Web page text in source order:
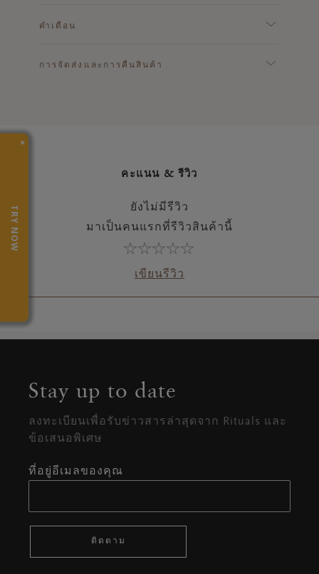
คำเตือน
การจัดส่งและการคืนสินค้า
คะแนน & รีวิว
ยังไม่มีรีวิว
มาเป็นคนแรกที่รีวิวสินค้านี้
เขียนรีวิว
×
TRY NOW
Stay up to date
ลงทะเบียนเพื่อรับข่าวสารล่าสุดจาก Rituals และ
ข้อเสนอพิเศษ
ที่อยู่อีเมลของคุณ
ติดตาม